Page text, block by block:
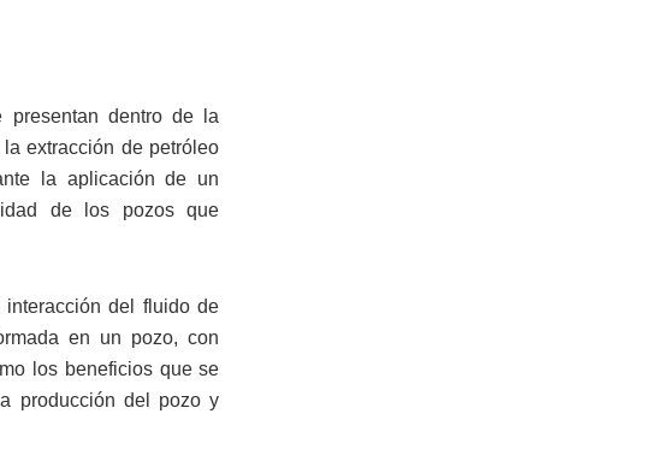
dentro de la
extracción de petróleo
la aplicación de un
de los pozos que
interacción del fluido de
en un pozo, con
los beneficios que se
producción del pozo y